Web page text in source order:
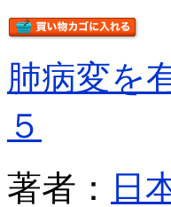
肺病変を
５
著者：
日